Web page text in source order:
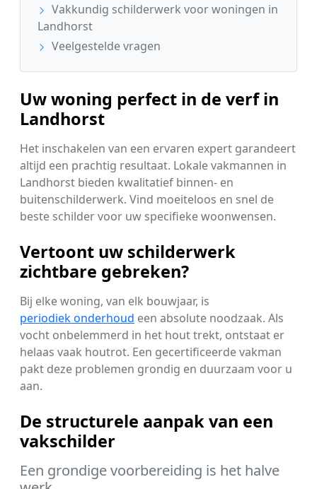
Vakkundig schilderwerk voor woningen in
Landhorst
Veelgestelde vragen
Uw woning perfect in de verf in
Landhorst
Het inschakelen van een ervaren expert garandeert
altijd een prachtig resultaat. Lokale vakmannen in
Landhorst bieden kwalitatief binnen- en
buitenschilderwerk. Vind moeiteloos en snel de
beste schilder voor uw specifieke woonwensen.
Vertoont uw schilderwerk
zichtbare gebreken?
Bij elke woning, van elk bouwjaar, is
periodiek onderhoud een absolute noodzaak. Als
vocht onbelemmerd in het hout trekt, ontstaat er
helaas vaak houtrot. Een gecertificeerde vakman
pakt deze problemen grondig en duurzaam voor u
aan.
De structurele aanpak van een
vakschilder
Een grondige voorbereiding is het halve